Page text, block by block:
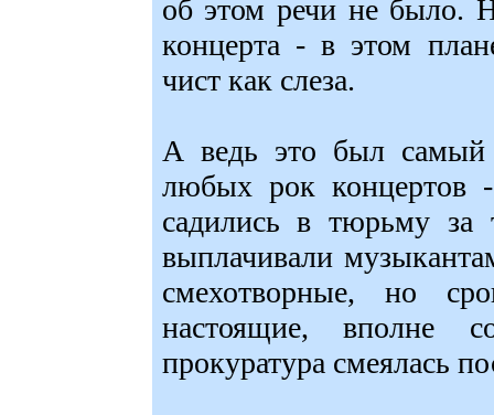
об этом речи не было.
концерта - в этом
чист как слеза.
А ведь это был самый
любых рок концертов
садились в тюрьму
выплачивали
смехотворные, но
настоящие, вполне
прокуратура смеялась